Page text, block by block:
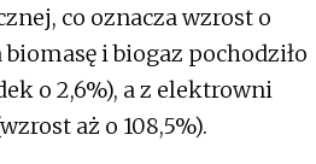
co oznacza wzrost o
i biogaz pochodziło
o 2,6%), a z elektrowni
aż o 108,5%).